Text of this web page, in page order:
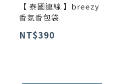
【 泰國連線 】breezy
香氛香包袋
NT$390